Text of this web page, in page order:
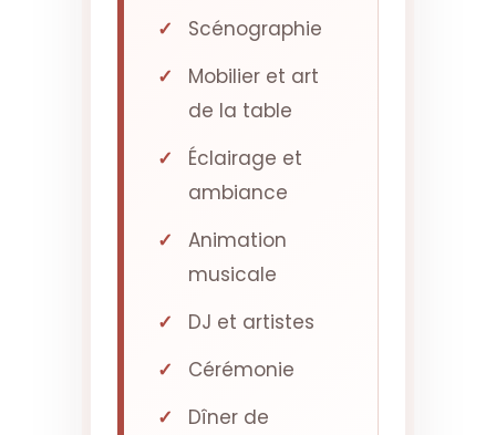
Scénographie
Mobilier et art
de la table
Éclairage et
ambiance
Animation
musicale
DJ et artistes
Cérémonie
Dîner de